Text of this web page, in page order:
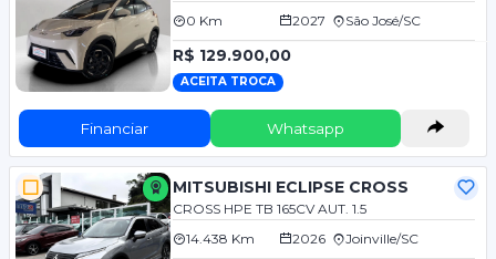
0 Km
2027 São José/SC
R$ 129.900,00
ACEITA TROCA
Financiar Whatsapp
MITSUBISHI ECLIPSE CROSS
CROSS HPE TB 165CV AUT. 1.5
14.438 Km
2026 Joinville/SC